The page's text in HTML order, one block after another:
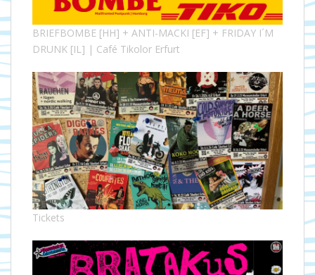
BRIEFBOMBE [HH] + ANTI-MACKI [EF] + FRIDAY I´M
DRUNK [IL] | Café Tikolor Erfurt
Tickets